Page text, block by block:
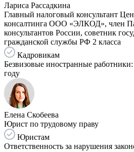
Лариса Рассадкина
Главный налоговый консультант
консалтинга ООО «ЭЛКОД», член
консультантов России, советник
гражданской службы РФ 2 класса
Кадровикам
Безвизовые иностранные
году
Елена Скобеева
Юрист по трудовому праву
Юристам
Ответственность за нарушения